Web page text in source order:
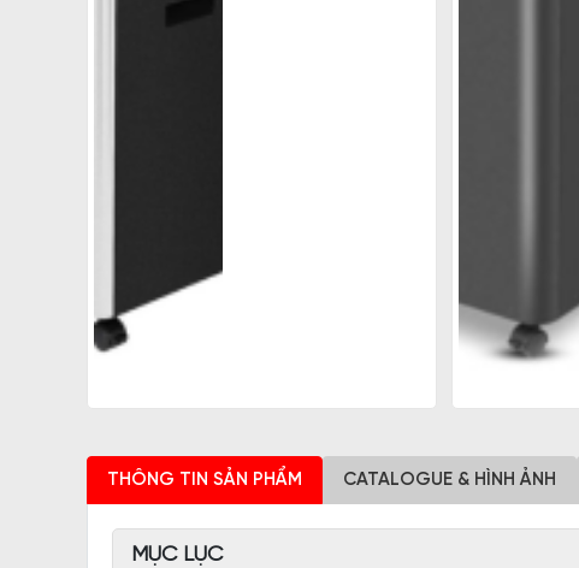
THÔNG TIN SẢN PHẨM CATALOGUE & HÌNH ẢNH
MỤC LỤC